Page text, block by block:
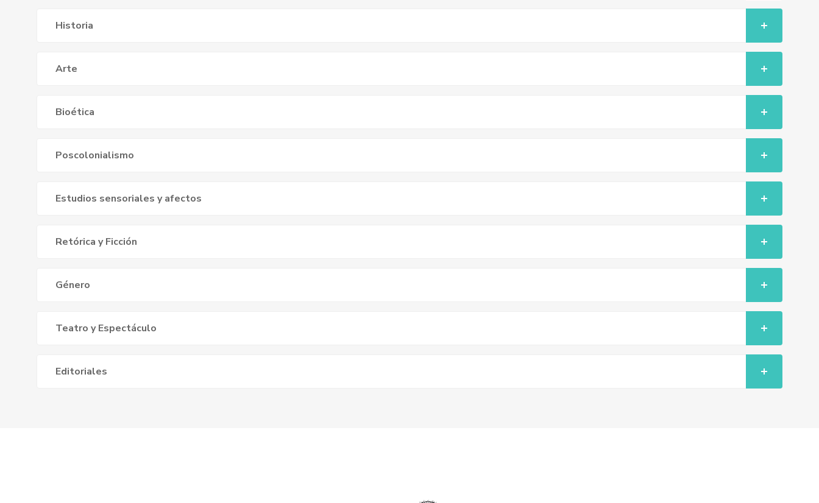
Historia
Arte
Bioética
Poscolonialismo
Estudios sensoriales y afectos
Retórica y Ficción
Género
Teatro y Espectáculo
Editoriales